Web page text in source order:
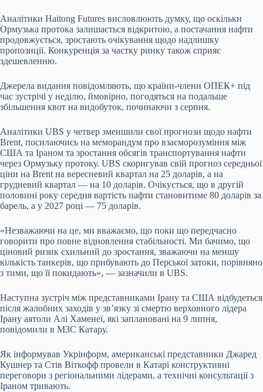
Аналітики Haitong Futures висловлюють думку, що оскільки
Ормузька протока залишається відкритою, а постачання нафти
продовжується, зростають очікування щодо надлишку
пропозиції. Конкуренція за частку ринку також сприяє
здешевленню.
Джерела видання повідомляють, що країни-члени ОПЕК+ під
час зустрічі у неділю, ймовірно, погодяться на подальше
збільшення квот на видобуток, починаючи з серпня.
Аналітики UBS у четвер зменшили свої прогнози щодо нафти
Brent, посилаючись на меморандум про взаєморозуміння між
США та Іраном та зростання обсягів транспортування нафти
через Ормузьку протоку. UBS скоригував свій прогноз середньої
ціни на Brent на вересневий квартал на 25 доларів, а на
грудневий квартал — на 10 доларів. Очікується, що в другій
половині року середня вартість нафти становитиме 80 доларів за
барель, а у 2027 році — 75 доларів.
«Незважаючи на це, ми вважаємо, що поки що передчасно
говорити про повне відновлення стабільності. Ми бачимо, що
ціновий ризик схильний до зростання, зважаючи на меншу
кількість танкерів, що прибувають до Перської затоки, порівняно
з тими, що її покидають», — зазначили в UBS.
Наступна зустріч між представниками Ірану та США відбудеться
після жалобних заходів у зв’язку зі смертю верховного лідера
Ірану аятоли Алі Хаменеї, які заплановані на 9 липня,
повідомили в МЗС Катару.
Як інформував Укрінформ, американські представники Джаред
Кушнер та Стів Віткофф провели в Катарі конструктивні
переговори з регіональними лідерами, а технічні консультації з
Іраном тривають.